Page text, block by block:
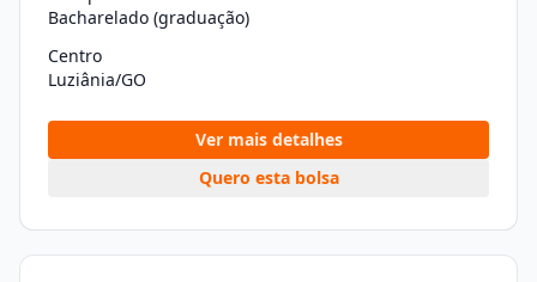
Bacharelado (graduação)
Centro
Luziânia/GO
Ver mais detalhes
Quero esta bolsa